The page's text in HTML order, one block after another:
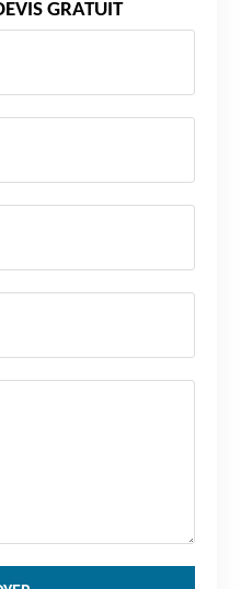
GRATUIT